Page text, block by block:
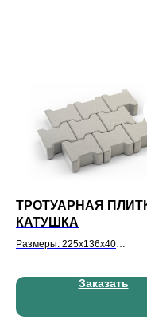
ТРОТУАРНАЯ
КАТУШКА
Размеры: 225x136x40
Заказать